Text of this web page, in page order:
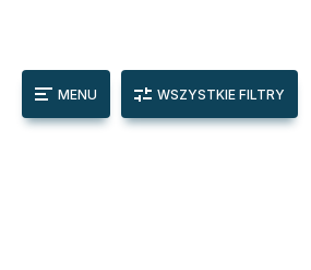
MENU WSZYSTKIE FILTRY